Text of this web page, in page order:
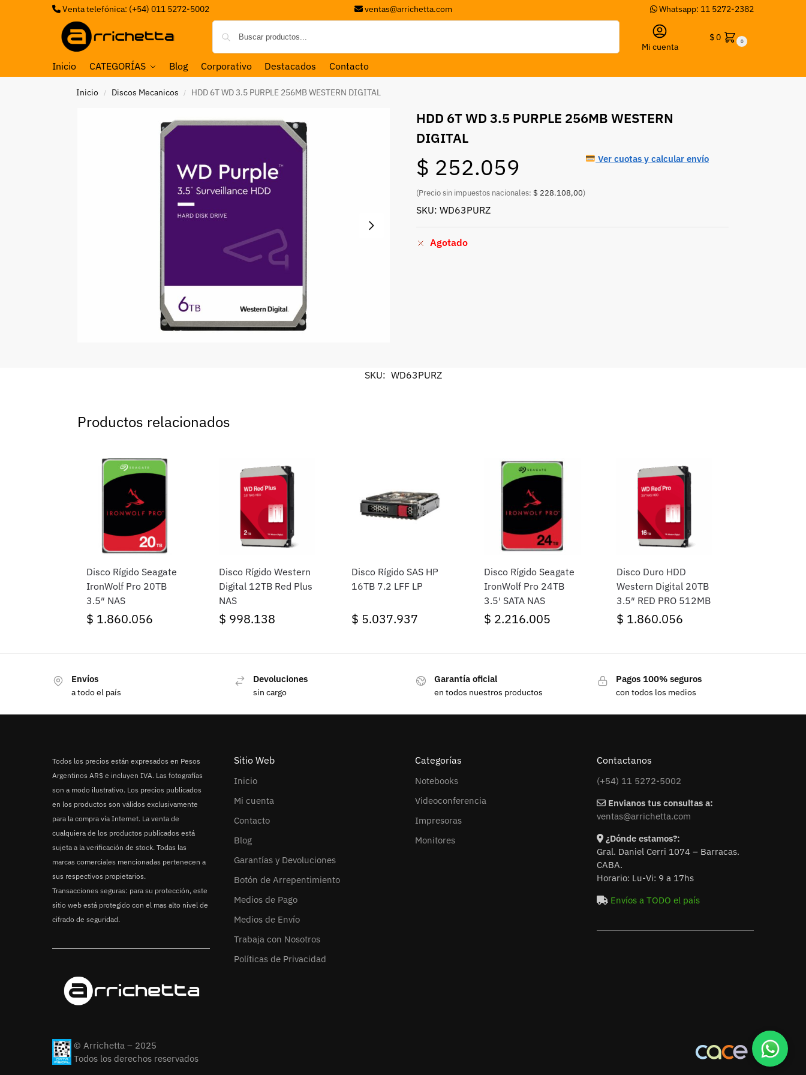
Venta telefónica: (+54) 011 5272-5002 ventas@arrichetta.com Whatsapp: 11 5272-2382
Mi cuenta
$0 0
Inicio CATEGORÍAS Blog Corporativo Destacados Contacto
Inicio / Discos Mecanicos / HDD 6T WD 3.5 PURPLE 256MB WESTERN DIGITAL
HDD 6T WD 3.5 PURPLE 256MB WESTERN
DIGITAL
$ 252.059
(Precio sin impuestos nacionales: $ 228.108,00)
Ver cuotas y calcular envío
SKU: WD63PURZ
Agotado
SKU: WD63PURZ
Productos relacionados
Disco Rígido Seagate
IronWolf Pro 20TB
3.5″ NAS
$ 1.860.056
Disco Rígido Western
Digital 12TB Red Plus
NAS
$ 998.138
Disco Rígido SAS HP
16TB 7.2 LFF LP
$ 5.037.937
Disco Rígido Seagate
IronWolf Pro 24TB
3.5′ SATA NAS
$ 2.216.005
Disco Duro HDD
Western Digital 20TB
3.5″ RED PRO 512MB
$ 1.860.056
Envíos
a todo el país
Devoluciones
sin cargo
Garantía oficial
en todos nuestros productos
Pagos 100% seguros
con todos los medios
Todos los precios están expresados en Pesos
Argentinos AR$ e incluyen IVA. Las fotografías
son a modo ilustrativo. Los precios publicados
en los productos son válidos exclusivamente
para la compra vía Internet. La venta de
cualquiera de los productos publicados está
sujeta a la verificación de stock. Todas las
marcas comerciales mencionadas pertenecen a
sus respectivos propietarios.
Transacciones seguras: para su protección, este
sitio web está protegido con el mas alto nivel de
cifrado de seguridad.
Sitio Web
Inicio
Mi cuenta
Contacto
Blog
Garantías y Devoluciones
Botón de Arrepentimiento
Medios de Pago
Medios de Envío
Trabaja con Nosotros
Políticas de Privacidad
Categorías
Notebooks
Videoconferencia
Impresoras
Monitores
Contactanos
(+54) 11 5272-5002
Envianos tus consultas a:
ventas@arrichetta.com
¿Dónde estamos?:
Gral. Daniel Cerri 1074 – Barracas.
CABA.
Horario: Lu-Vi: 9 a 17hs
Envíos a TODO el país
© Arrichetta – 2025
Todos los derechos reservados